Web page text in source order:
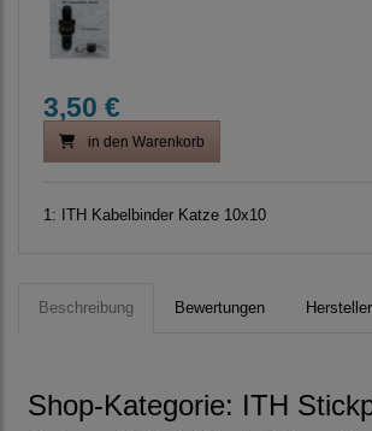
3,50 €
in den Warenkorb
1: ITH Kabelbinder Katze 10x10
Beschreibung Bewertungen Hersteller
Shop-Kategorie: ITH